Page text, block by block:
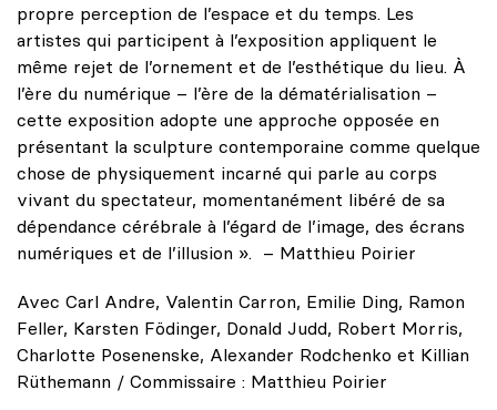
propre perception de l’espace et du temps. Les
artistes qui participent à l’exposition appliquent le
même rejet de l’ornement et de l’esthétique du lieu. À
l’ère du numérique – l’ère de la dématérialisation –
cette exposition adopte une approche opposée en
présentant la sculpture contemporaine comme quelque
chose de physiquement incarné qui parle au corps
vivant du spectateur, momentanément libéré de sa
dépendance cérébrale à l’égard de l’image, des écrans
numériques et de l’illusion ». – Matthieu Poirier
Avec Carl Andre, Valentin Carron, Emilie Ding, Ramon
Feller, Karsten Födinger, Donald Judd, Robert Morris,
Charlotte Posenenske, Alexander Rodchenko et Killian
Rüthemann / Commissaire : Matthieu Poirier